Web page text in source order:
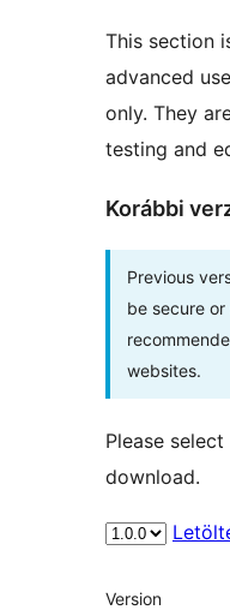
This section
advanced
only. They
testing and
Korábbi
Previous
be secure
websites.
Please
download.
Meta
Version